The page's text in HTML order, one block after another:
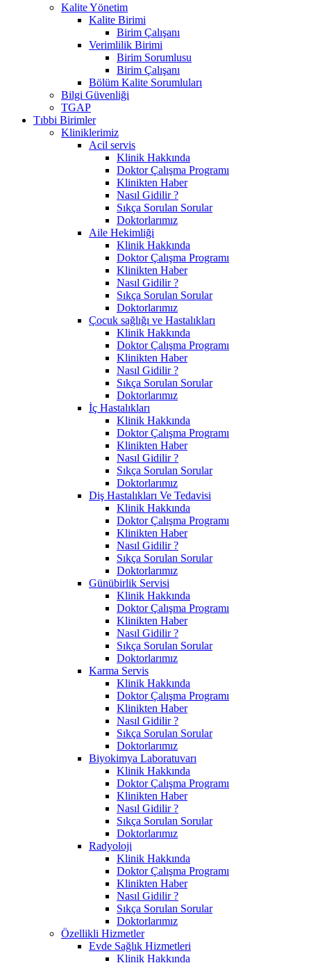
Kalite Yönetim
Kalite Birimi
Birim Çalışanı
Verimlilik Birimi
Birim Sorumlusu
Birim Çalışanı
Bölüm Kalite Sorumluları
Bilgi Güvenliği
TGAP
Tıbbi Birimler
Kliniklerimiz
Acil servis
Klinik Hakkında
Doktor Çalışma Programı
Klinikten Haber
Nasıl Gidilir ?
Sıkça Sorulan Sorular
Doktorlarımız
Aile Hekimliği
Klinik Hakkında
Doktor Çalışma Programı
Klinikten Haber
Nasıl Gidilir ?
Sıkça Sorulan Sorular
Doktorlarımız
Çocuk sağlığı ve Hastalıkları
Klinik Hakkında
Doktor Çalışma Programı
Klinikten Haber
Nasıl Gidilir ?
Sıkça Sorulan Sorular
Doktorlarımız
İç Hastalıkları
Klinik Hakkında
Doktor Çalışma Programı
Klinikten Haber
Nasıl Gidilir ?
Sıkça Sorulan Sorular
Doktorlarımız
Diş Hastalıkları Ve Tedavisi
Klinik Hakkında
Doktor Çalışma Programı
Klinikten Haber
Nasıl Gidilir ?
Sıkça Sorulan Sorular
Doktorlarımız
Günübirlik Servisi
Klinik Hakkında
Doktor Çalışma Programı
Klinikten Haber
Nasıl Gidilir ?
Sıkça Sorulan Sorular
Doktorlarımız
Karma Servis
Klinik Hakkında
Doktor Çalışma Programı
Klinikten Haber
Nasıl Gidilir ?
Sıkça Sorulan Sorular
Doktorlarımız
Biyokimya Laboratuvarı
Klinik Hakkında
Doktor Çalışma Programı
Klinikten Haber
Nasıl Gidilir ?
Sıkça Sorulan Sorular
Doktorlarımız
Radyoloji
Klinik Hakkında
Doktor Çalışma Programı
Klinikten Haber
Nasıl Gidilir ?
Sıkça Sorulan Sorular
Doktorlarımız
Özellikli Hizmetler
Evde Sağlık Hizmetleri
Klinik Hakkında